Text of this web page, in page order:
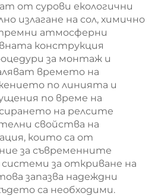
от сурови екологични
излагане на сол, химично
атмосферни
конструкция
за монтаж и
времето на
по линията и
по време на
на релсите
свойства на
които са от
за съвременните
системи за откриване на
запазва надеждни
са необходими.